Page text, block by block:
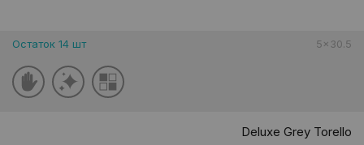
Остаток 14 шт 5x30.5
Deluxe Grey Torello